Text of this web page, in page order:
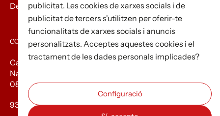
Devolució de mercaderies
CONTACTE
Carrer d’Edison, 3
Nau A. Polígon industrial Les Torrenteres
08754 El Papiol
93 673 12 12
publicitat. Les cookies de xarxes socials i de
publicitat de tercers s'utilitzen per oferir-te
funcionalitats de xarxes socials i anuncis
personalitzats. Acceptes aquestes cookies i el
tractament de les dades personals implicades?